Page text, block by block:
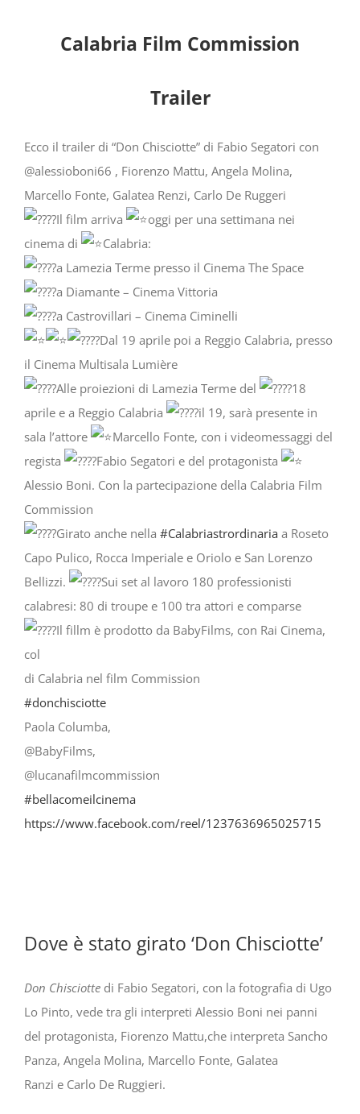
Calabria Film Commission
Trailer
Ecco il trailer di “Don Chisciotte” di Fabio Segatori con
@alessioboni66 , Fiorenzo Mattu, Angela Molina,
Marcello Fonte, Galatea Renzi, Carlo De Ruggeri
Il film arriva
oggi per una settimana nei
cinema di
Calabria:
a Lamezia Terme presso il Cinema The Space
a Diamante – Cinema Vittoria
a Castrovillari – Cinema Ciminelli
Dal 19 aprile poi a Reggio Calabria, presso
il Cinema Multisala Lumière
Alle proiezioni di Lamezia Terme del
18
aprile e a Reggio Calabria
il 19, sarà presente in
sala l’attore
Marcello Fonte, con i videomessaggi del
regista
Fabio Segatori e del protagonista
Alessio Boni. Con la partecipazione della Calabria Film
Commission
Girato anche nella #Calabriastrordinaria a Roseto
Capo Pulico, Rocca Imperiale e Oriolo e San Lorenzo
Bellizzi.
Sui set al lavoro 180 professionisti
calabresi: 80 di troupe e 100 tra attori e comparse
Il fillm è prodotto da BabyFilms, con Rai Cinema,
col
di Calabria nel film Commission
#donchisciotte
Paola Columba,
@BabyFilms,
@lucanafilmcommission
#bellacomeilcinema
https://www.facebook.com/reel/1237636965025715
Dove è stato girato ‘Don Chisciotte’
Don Chisciotte di Fabio Segatori, con la fotografia di Ugo
Lo Pinto, vede tra gli interpreti Alessio Boni nei panni
del protagonista, Fiorenzo Mattu,che interpreta Sancho
Panza, Angela Molina, Marcello Fonte, Galatea
Ranzi e Carlo De Ruggieri.